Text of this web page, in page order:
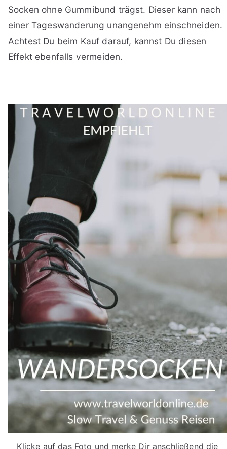
Socken ohne Gummibund trägst. Dieser kann nach
einer Tageswanderung unangenehm einschneiden.
Achtest Du beim Kauf darauf, kannst Du diesen
Effekt ebenfalls vermeiden.
Klicke auf das Foto und merke Dir anschließend die